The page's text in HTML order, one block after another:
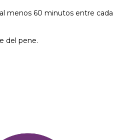
menos 60 minutos entre cada
del pene.